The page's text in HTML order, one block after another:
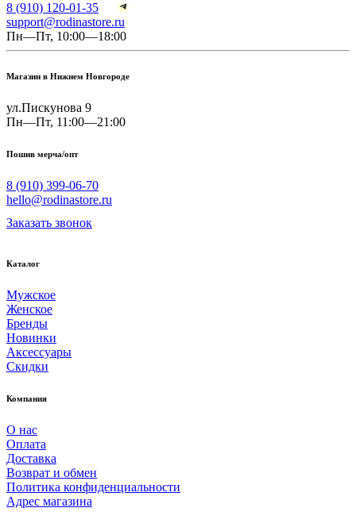
8 (910) 120-01-35
support@rodinastore.ru
Пн—Пт, 10:00—18:00
Магазин в Нижнем Новгороде
ул.Пискунова 9
Пн—Пт, 11:00—21:00
Пошив мерча/опт
8 (910) 399-06-70
hello@rodinastore.ru
Заказать звонок
Каталог
Мужское
Женское
Бренды
Новинки
Аксессуары
Скидки
Компания
О нас
Оплата
Доставка
Возврат и обмен
Политика конфиденциальности
Адрес магазина